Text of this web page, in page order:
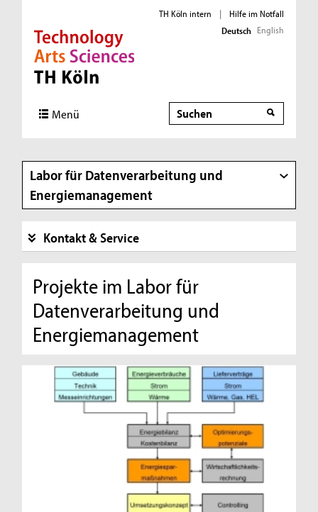
Direkt zur Hauptnavigation
Direkt zur Subnavigation
Direkt zum Inhalt
Direkt zum Fußbereich
TH Köln intern |
Hilfe im Notfall
Deutsch English
Menü Suche
Suche
Labor für Datenverarbeitung und
Energiemanagement
Kontakt & Service
Projekte im Labor für
Datenverarbeitung und
Energiemanagement